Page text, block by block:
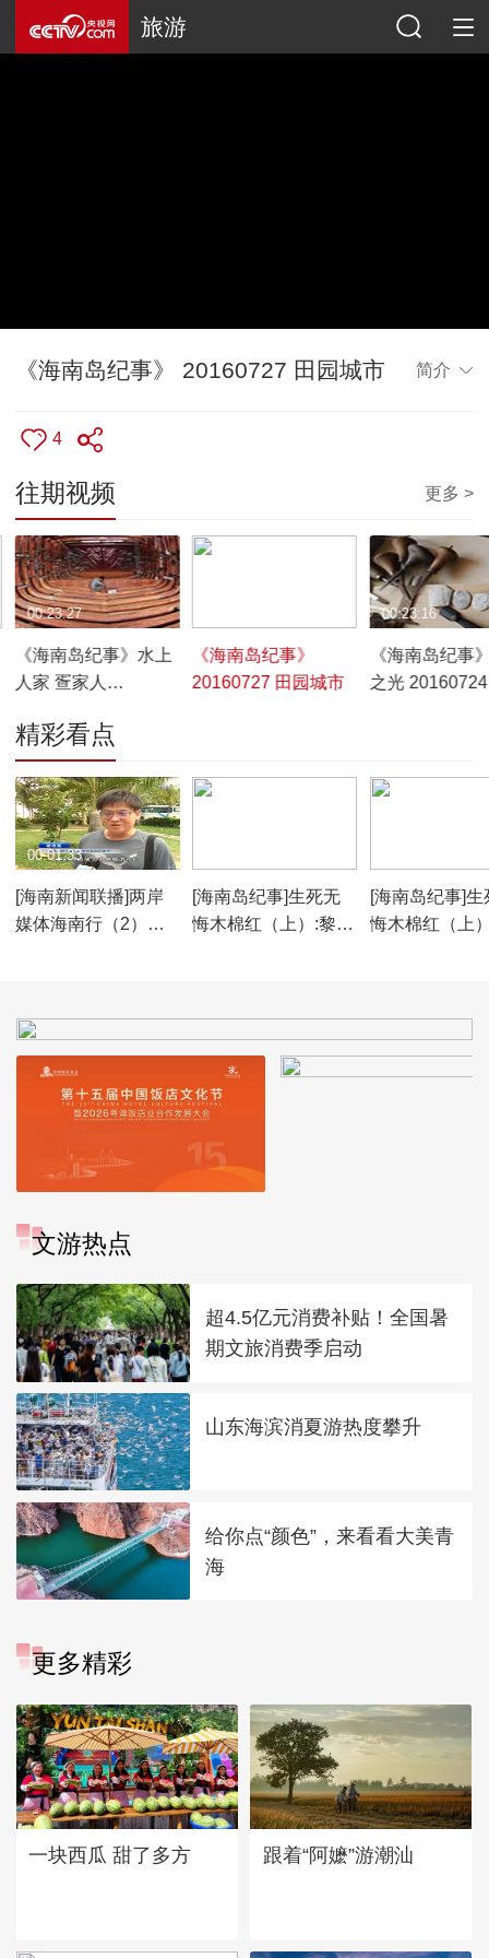
旅游
《海南岛纪事》 20160727 田园城市 简介
4
往期视频 更多 >
《海南岛纪事》水上
人家 疍家人
00:23:27
《海南岛纪事》
20160727 田园城市
《海南岛纪事
之光 20160724
00:23:16
精彩看点
[海南新闻联播]两岸
媒体海南行（2）：
00:01:33
[海南岛纪事]生死无
悔木棉红（上）:黎定
[海南岛纪事]生
悔木棉红（上
文游热点
超4.5亿元消费补贴！全国暑
期文旅消费季启动
山东海滨消夏游热度攀升
给你点“颜色”，来看看大美青
海
更多精彩
一块西瓜 甜了多方 跟着“阿嬷”游潮汕